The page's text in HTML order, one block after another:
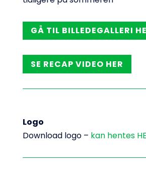
GÅ TIL BILLEDEGALLERI
SE RECAP VIDEO HER
Logo
Download logo – kan hentes